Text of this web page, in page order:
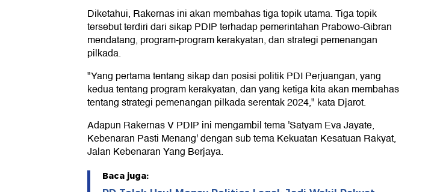
Diketahui, Rakernas ini akan membahas tiga topik utama. Tiga topik
tersebut terdiri dari sikap PDIP terhadap pemerintahan Prabowo-Gibran
mendatang, program-program kerakyatan, dan strategi pemenangan
pilkada.
"Yang pertama tentang sikap dan posisi politik PDI Perjuangan, yang
kedua tentang program kerakyatan, dan yang ketiga kita akan membahas
tentang strategi pemenangan pilkada serentak 2024," kata Djarot.
Adapun Rakernas V PDIP ini mengambil tema 'Satyam Eva Jayate,
Kebenaran Pasti Menang' dengan sub tema Kekuatan Kesatuan Rakyat,
Jalan Kebenaran Yang Berjaya.
Baca juga: